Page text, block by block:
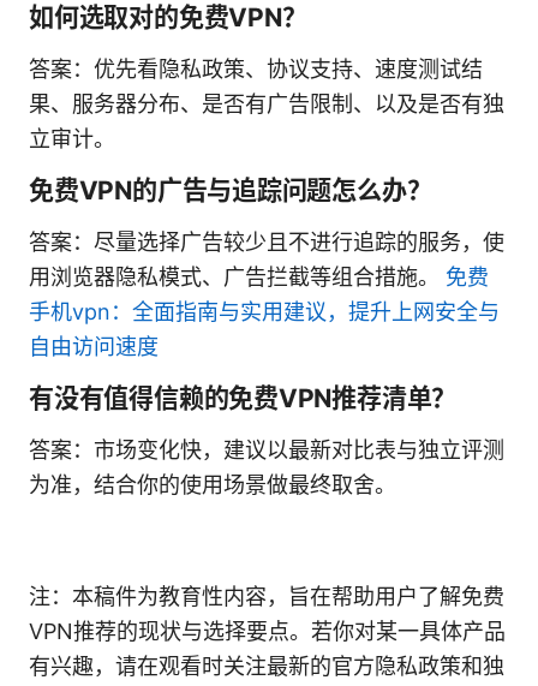
如何选取对的免费VPN？
答案：优先看隐私政策、协议支持、速度测试结
果、服务器分布、是否有广告限制、以及是否有独
立审计。
免费VPN的广告与追踪问题怎么办？
答案：尽量选择广告较少且不进行追踪的服务，使
用浏览器隐私模式、广告拦截等组合措施。 免费
手机vpn：全面指南与实用建议，提升上网安全与
自由访问速度
有没有值得信赖的免费VPN推荐清单？
答案：市场变化快，建议以最新对比表与独立评测
为准，结合你的使用场景做最终取舍。
注：本稿件为教育性内容，旨在帮助用户了解免费
VPN推荐的现状与选择要点。若你对某一具体产品
有兴趣，请在观看时关注最新的官方隐私政策和独